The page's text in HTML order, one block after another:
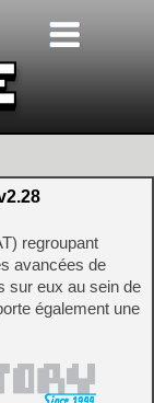
regroupant
avancées de
sur eux au sein de
également une